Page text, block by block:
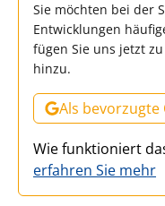
Sie möchten bei der
Entwicklungen
fügen Sie uns jetzt
hinzu.
Als bevorzugte
Wie funktioniert
erfahren Sie mehr